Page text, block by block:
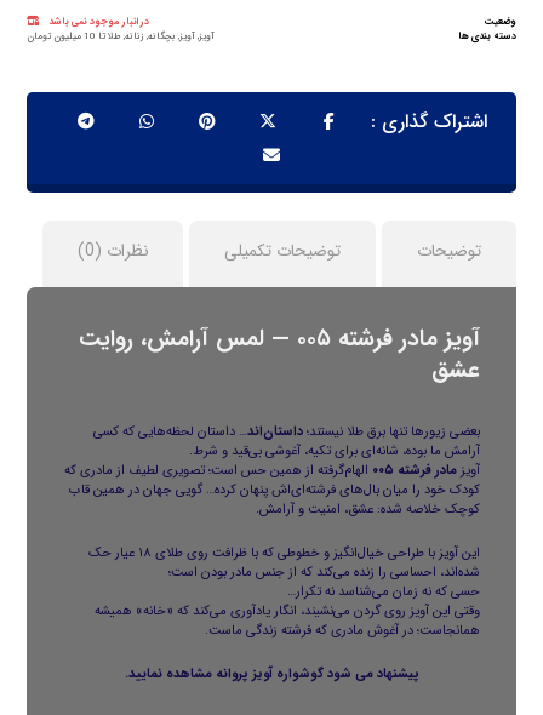
وضعیت
در انبار موجود نمی باشد
دسته بندی ها
آویز,آویز, بچگانه,زنانه, طلا تا 10 میلیون تومان
توضیحات توضیحات تکمیلی نظرات (0)
آویز مادر فرشته ۰۰۵ — لمس آرامش، روایت
عشق
بعضی زیورها تنها برق طلا نیستند؛داستان‌اند… داستان لحظه‌هایی که کسی
آرامش ما بوده، شانه‌ای برای تکیه، آغوشی بی‌قید و شرط.
آویزمادر فرشته ۰۰۵
الهام‌گرفته از همین حس است؛ تصویری لطیف از مادری که
کودک خود را میان بال‌های فرشته‌ای‌اش پنهان کرده… گویی جهان در همین قاب
کوچک خلاصه شده: عشق، امنیت و آرامش.
این آویز با طراحی خیال‌انگیز و خطوطی که با ظرافت روی طلای ۱۸ عیار حک
شده‌اند، احساسی را زنده می‌کند که از جنس مادر بودن است؛
حسی که نه زمان می‌شناسد نه تکرار…
وقتی این آویز روی گردن می‌نشیند، انگار یادآوری می‌کند که «خانه» همیشه
همانجاست؛ در آغوش مادری که فرشته زندگی ماست.
پیشنهاد می شودگوشواره آویز پروانه مشاهده نمایید.